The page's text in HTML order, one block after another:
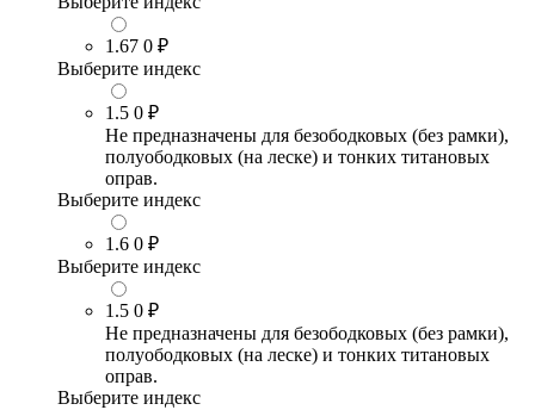
1.67 0 ₽
Выберите индекс
1.5 0 ₽
Не предназначены для безободковых (без рамки),
полуободковых (на леске) и тонких титановых
оправ.
Выберите индекс
1.6 0 ₽
Выберите индекс
1.5 0 ₽
Не предназначены для безободковых (без рамки),
полуободковых (на леске) и тонких титановых
оправ.
Выберите индекс